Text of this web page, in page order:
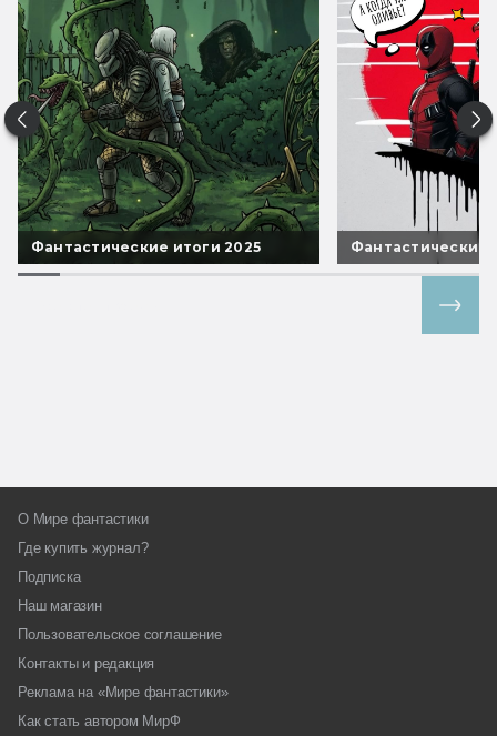
Фантастические итоги 2025 Фантастические
О Мире фантастики
Где купить журнал?
Подписка
Наш магазин
Пользовательское соглашение
Контакты и редакция
Реклама на «Мире фантастики»
Как стать автором МирФ